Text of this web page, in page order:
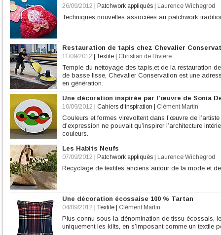
26/09/2012 Patchwork appliqués Laurence Wichegrod
Techniques nouvelles associées au patchwork
Restauration de tapis chez Chevalier
11/09/2012 Textile Christian de Rivière
Temple du nettoyage des tapis,et de la restauration
de basse lisse, Chevalier Conservation est une
en génération.
Une décoration inspirée par l’œuvre de Sonia
10/09/2012 Cahiers d'inspiration Clément Martin
Couleurs et formes virevoltent dans l’œuvre de
d’expression ne pouvait qu’inspirer l’architecture
couleurs.
Les Habits Neufs
07/09/2012 Patchwork appliqués Laurence Wichegrod
Recyclage de textiles anciens autour de la mode et
Une décoration écossaise 100 % Tartan
04/09/2012 Textile Clément Martin
Plus connu sous la dénomination de tissu écossais,
uniquement les kilts, en s’imposant comme un textile